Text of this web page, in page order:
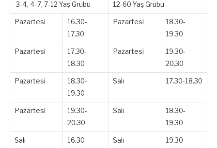
3-4, 4-7, 7-12 Yaş Grubu 12-60 Yaş Grubu
Pazartesi
16.30-
17.30
Pazartesi
18.30-
19.30
Pazartesi
17.30-
18.30
Pazartesi
19.30-
20.30
Pazartesi
18.30-
19.30
Salı 17.30-18.30
Pazartesi
19.30-
20.30
Salı
18.30-
19.30
Salı
16.30-
Salı
19.30-